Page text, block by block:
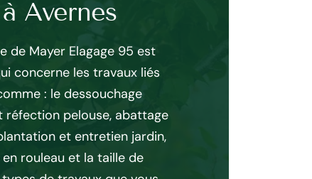
Avernes
de Mayer Elagage 95 est
concerne les travaux liés
: le dessouchage
réfection pelouse, abattage
et entretien jardin,
rouleau et la taille de